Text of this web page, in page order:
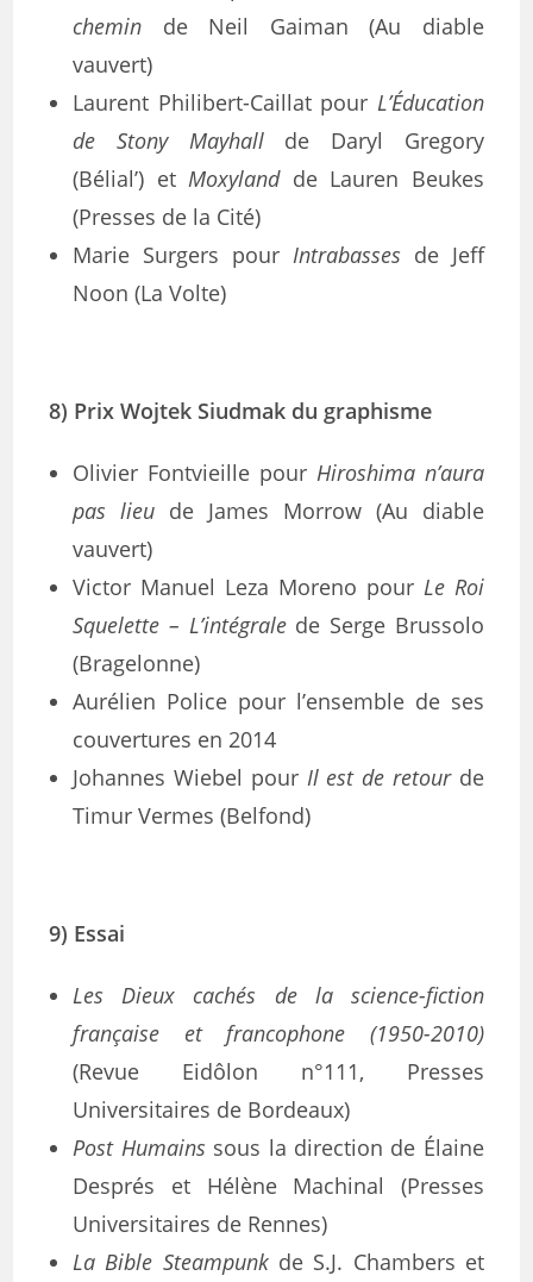
chemin de Neil Gaiman (Au diable
vauvert)
Laurent Philibert-Caillat pour L’Éducation
de Stony Mayhallde Daryl Gregory
(Bélial’) etMoxylandde Lauren Beukes
(Presses de la Cité)
Marie Surgers pour Intrabasses de Jeff
Noon (La Volte)
8) Prix Wojtek Siudmak du graphisme
Olivier Fontvieille pour Hiroshima n’aura
pas lieu de James Morrow (Au diable
vauvert)
Victor Manuel Leza Moreno pour Le Roi
Squelette – L’intégralede Serge Brussolo
(Bragelonne)
Aurélien Police pour l’ensemble de ses
couvertures en 2014
Johannes Wiebel pourIl est de retourde
Timur Vermes (Belfond)
9) Essai
Les Dieux cachés de la science-fiction
française et francophone (1950-2010)
(Revue Eidôlon n°111, Presses
Universitaires de Bordeaux)
Post Humains sous la direction de Élaine
Després et Hélène Machinal (Presses
Universitaires de Rennes)
La Bible Steampunkde S.J. Chambers et